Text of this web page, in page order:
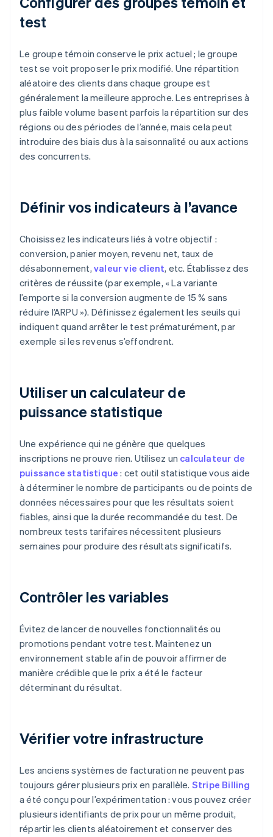
test
Le groupe témoin conserve le prix actuel ; le groupe
test se voit proposer le prix modifié. Une répartition
aléatoire des clients dans chaque groupe est
généralement la meilleure approche. Les entreprises à
plus faible volume basent parfois la répartition sur des
régions ou des périodes de l’année, mais cela peut
introduire des biais dus à la saisonnalité ou aux actions
des concurrents.
Définir vos indicateurs à l’avance
Choisissez les indicateurs liés à votre objectif :
conversion, panier moyen, revenu net, taux de
désabonnement, valeur vie client, etc. Établissez des
critères de réussite (par exemple, « La variante
l’emporte si la conversion augmente de 15 % sans
réduire l’ARPU »). Définissez également les seuils qui
indiquent quand arrêter le test prématurément, par
exemple si les revenus s’effondrent.
Utiliser un calculateur de
puissance statistique
Une expérience qui ne génère que quelques
inscriptions ne prouve rien. Utilisez un calculateur de
puissance statistique : cet outil statistique vous aide
à déterminer le nombre de participants ou de points de
données nécessaires pour que les résultats soient
fiables, ainsi que la durée recommandée du test. De
nombreux tests tarifaires nécessitent plusieurs
semaines pour produire des résultats significatifs.
Contrôler les variables
Évitez de lancer de nouvelles fonctionnalités ou
promotions pendant votre test. Maintenez un
environnement stable afin de pouvoir affirmer de
manière crédible que le prix a été le facteur
déterminant du résultat.
Vérifier votre infrastructure
Les anciens systèmes de facturation ne peuvent pas
toujours gérer plusieurs prix en parallèle. Stripe Billing
a été conçu pour l’expérimentation : vous pouvez créer
plusieurs identifiants de prix pour un même produit,
répartir les clients aléatoirement et conserver des